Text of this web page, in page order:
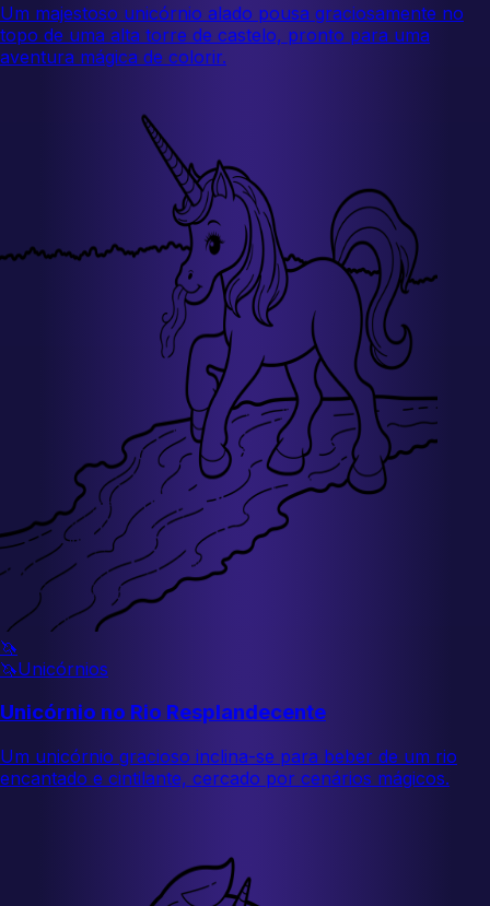
Um majestoso unicórnio alado pousa graciosamente no
topo de uma alta torre de castelo, pronto para uma
aventura mágica de colorir.
🦄
🦄Unicórnios
Unicórnio no Rio Resplandecente
Um unicórnio gracioso inclina-se para beber de um rio
encantado e cintilante, cercado por cenários mágicos.